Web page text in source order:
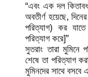
“এবং এক দল
অবতীর্ণ হয়েছে,
পরিত্যাগ) কর যাতে
পরিত্যাগ করে]”
সুতরাং তারা মুমিনে
শেষে তা পরিত্যাগ
মুমিনদের সাথে বসবে